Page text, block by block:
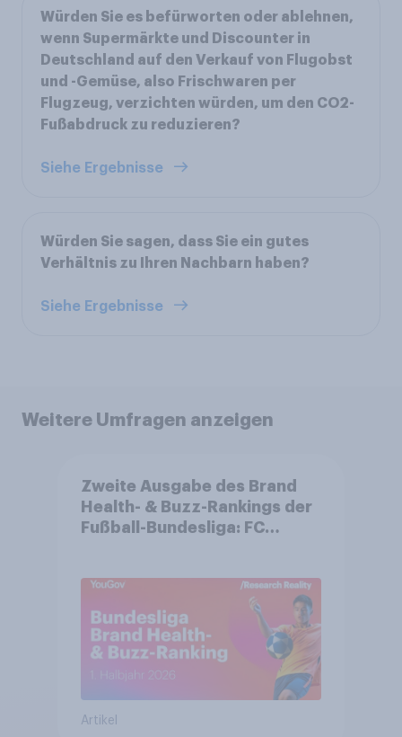
Würden Sie es befürworten oder ablehnen,
wenn Supermärkte und Discounter in
Deutschland auf den Verkauf von Flugobst
und -Gemüse, also Frischwaren per
Flugzeug, verzichten würden, um den CO2-
Fußabdruck zu reduzieren?
Siehe Ergebnisse
Würden Sie sagen, dass Sie ein gutes
Verhältnis zu Ihren Nachbarn haben?
Siehe Ergebnisse
Weitere Umfragen anzeigen
Zweite Ausgabe des Brand
Health- & Buzz-Rankings der
Fußball-Bundesliga: FC
Artikel